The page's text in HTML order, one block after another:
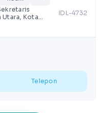
Utara, Kota
IDL-4732
Telepon